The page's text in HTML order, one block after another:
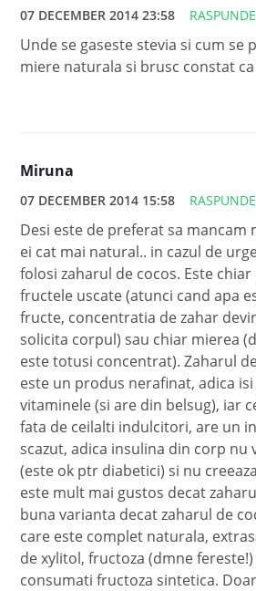
07 DECEMBER 2014 23:58 RASPUNDE
Unde se gaseste stevia si cum se
miere naturala si brusc constat
Miruna
07 DECEMBER 2014 15:58 RASPUNDE
Desi este de preferat sa mancam
ei cat mai natural.. in cazul de
folosi zaharul de cocos. Este
fructele uscate (atunci cand apa
fructe, concentratia de zahar
solicita corpul) sau chiar mierea
este totusi concentrat). Zaharul
este un produs nerafinat, adica
vitaminele (si are din belsug), iar
fata de ceilalti indulcitori, are un
scazut, adica insulina din corp nu
(este ok ptr diabetici) si nu
este mult mai gustos decat
buna varianta decat zaharul de
care este complet naturala,
de xylitol, fructoza (dmne
consumati fructoza sintetica.